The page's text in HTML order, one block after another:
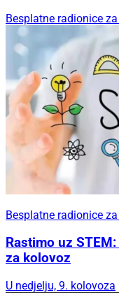
Besplatne radionice
Besplatne radionice
Rastimo uz
za kolovoz
U nedjelju, 9. kolovoza